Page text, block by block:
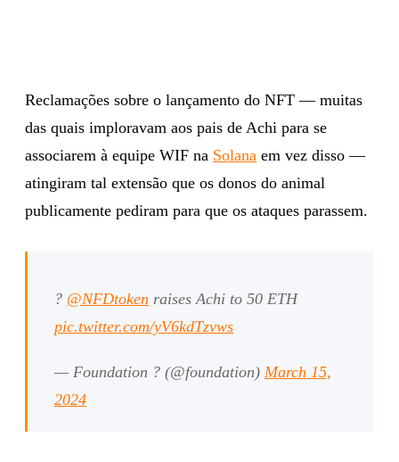
Reclamações sobre o lançamento do NFT — muitas
das quais imploravam aos pais de Achi para se
associarem à equipe WIF na Solana em vez disso —
atingiram tal extensão que os donos do animal
publicamente pediram para que os ataques parassem.
? @NFDtoken raises Achi to 50 ETH
pic.twitter.com/yV6kdTzvws
— Foundation ? (@foundation) March 15,
2024